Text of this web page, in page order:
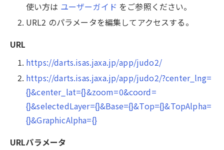
使い方は ユーザーガイド をご参照ください。
URL2 のパラメータを編集してアクセスする。
URL
https://darts.isas.jaxa.jp/app/judo2/
https://darts.isas.jaxa.jp/app/judo2/?center_lng=
{}&center_lat={}&zoom=0&coord=
{}&selectedLayer={}&Base={}&Top={}&TopAlpha=
{}&GraphicAlpha={}
URLパラメータ